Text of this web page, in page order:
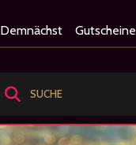
Demnächst Gutscheine
SUCHE